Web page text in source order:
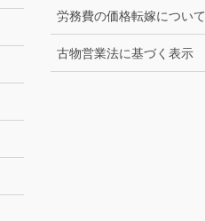
労務費の価格転嫁について
古物営業法に基づく表示